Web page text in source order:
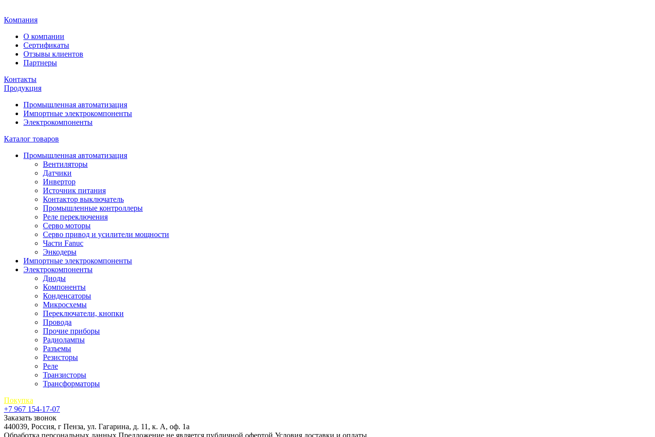
Компания
О компании
Сертификаты
Отзывы клиентов
Партнеры
Контакты
Продукция
Промышленная автоматизация
Импортные электрокомпоненты
Электрокомпоненты
Каталог товаров
Промышленная автоматизация
Вентиляторы
Датчики
Инвертор
Источник питания
Контактор выключатель
Промышленные контроллеры
Реле переключения
Серво моторы
Серво привод и усилители мощности
Части Fanuc
Энкодеры
Импортные электрокомпоненты
Электрокомпоненты
Диоды
Компоненты
Конденсаторы
Микросхемы
Переключатели, кнопки
Провода
Прочие приборы
Радиолампы
Разъемы
Резисторы
Реле
Транзисторы
Трансформаторы
Покупка
+7 967 154-17-07
Заказать звонок
440039, Россия, г Пенза, ул. Гагарина, д. 11, к. А, оф. 1а
Обработка персональных данных Предложение не является публичной офертой Условия доставки и оплаты